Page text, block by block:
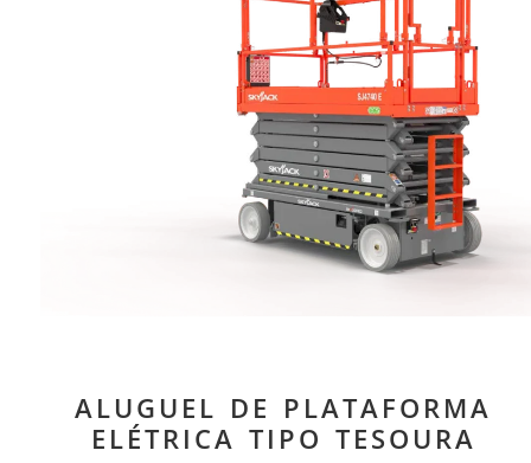
ALUGUEL DE PLATAFORMA
ELÉTRICA TIPO TESOURA